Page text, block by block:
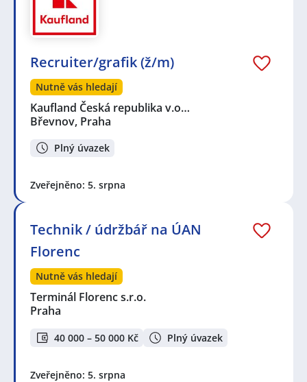
Recruiter/grafik (ž/m)
Nutně vás hledají
Kaufland Česká republika v.o…
Břevnov, Praha
Plný úvazek
Zveřejněno: 5. srpna
Technik / údržbář na ÚAN
Florenc
Nutně vás hledají
Terminál Florenc s.r.o.
Praha
40 000 – 50 000 Kč Plný úvazek
Zveřejněno: 5. srpna